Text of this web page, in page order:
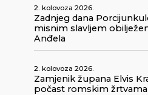
2. kolovoza 2026.
Zadnjeg dana
misnim slavljem
Anđela
2. kolovoza 2026.
Zamjenik župana Elvis
počast romskim